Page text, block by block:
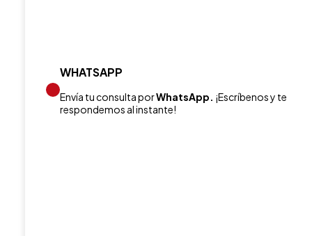
WHATSAPP
Envía tu consulta porWhatsApp. ¡Escríbenos y te
respondemos al instante!